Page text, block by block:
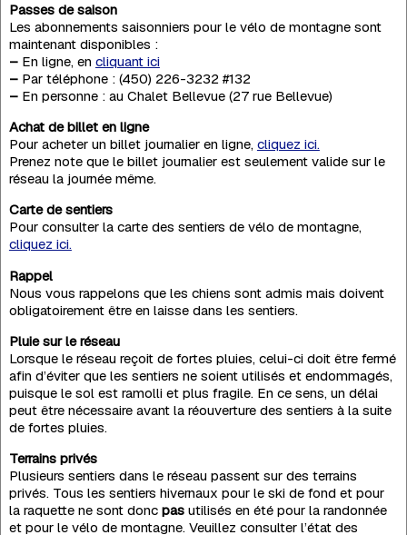
Passes de saison
Les abonnements saisonniers pour le vélo de montagne sont
maintenant disponibles :
–En ligne, en cliquant ici
–Par téléphone : (450) 226-3232 #132
–En personne : au Chalet Bellevue (27 rue Bellevue)
Achat de billet en ligne
Pour acheter un billet journalier en ligne, cliquez ici.
Prenez note que le billet journalier est seulement valide sur le
réseau la journée même.
Carte de sentiers
Pour consulter la carte des sentiers de vélo de montagne,
cliquez ici.
Rappel
Nous vous rappelons que les chiens sont admis mais doivent
obligatoirement être en laisse dans les sentiers.
Pluie sur le réseau
Lorsque le réseau reçoit de fortes pluies, celui-ci doit être fermé
afin d’éviter que les sentiers ne soient utilisés et endommagés,
puisque le sol est ramolli et plus fragile. En ce sens, un délai
peut être nécessaire avant la réouverture des sentiers à la suite
de fortes pluies.
Terrains privés
Plusieurs sentiers dans le réseau passent sur des terrains
privés. Tous les sentiers hivernaux pour le ski de fond et pour
la raquette ne sont donc pasutilisés en été pour la randonnée
et pour le vélo de montagne. Veuillez consulter l’état des